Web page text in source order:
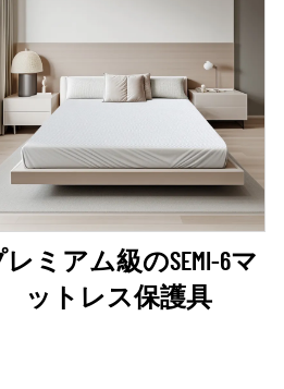
レミアム級のSEMI-6マ
ットレス保護具